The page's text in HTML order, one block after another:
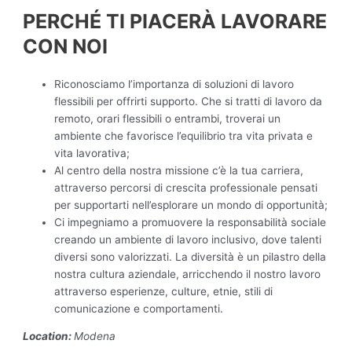
PERCHÉ TI PIACERÀ LAVORARE
CON NOI
Riconosciamo l’importanza di soluzioni di lavoro
flessibili per offrirti supporto. Che si tratti di lavoro da
remoto, orari flessibili o entrambi, troverai un
ambiente che favorisce l’equilibrio tra vita privata e
vita lavorativa;
Al centro della nostra missione c’è la tua carriera,
attraverso percorsi di crescita professionale pensati
per supportarti nell’esplorare un mondo di opportunità;
Ci impegniamo a promuovere la responsabilità sociale
creando un ambiente di lavoro inclusivo, dove talenti
diversi sono valorizzati. La diversità è un pilastro della
nostra cultura aziendale, arricchendo il nostro lavoro
attraverso esperienze, culture, etnie, stili di
comunicazione e comportamenti.
Location:Modena